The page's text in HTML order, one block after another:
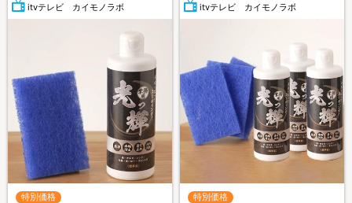
itvテレビ カイモノラボ
特別価格
itvテレビ カイモノラボ
特別価格